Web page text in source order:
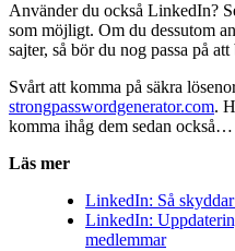
Använder du också LinkedIn?
som möjligt. Om du dessutom
sajter, så bör du nog passa på
Svårt att komma på säkra
strongpasswordgenerator.com.
komma ihåg dem sedan också…
Läs mer
LinkedIn: Så
LinkedIn:
medlemmar